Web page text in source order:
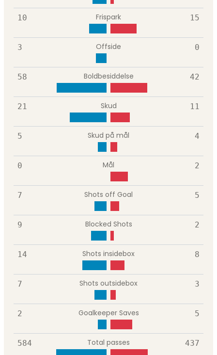
10 Frispark 15
3 Offside 0
58 Boldbesiddelse 42
21 Skud 11
5 Skud på mål 4
0 Mål 2
7 Shots off Goal 5
9 Blocked Shots 2
14 Shots insidebox 8
7 Shots outsidebox 3
2 Goalkeeper Saves 5
584 Total passes 437